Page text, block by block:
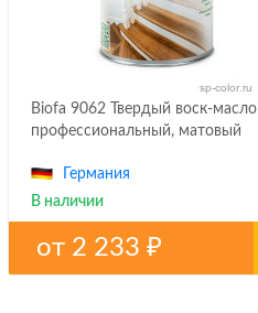
Biofa 9062 Твердый воск-масло
профессиональный, матовый
Германия
В наличии
от 2 233 ₽